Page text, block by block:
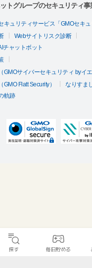
トグループのセキュリティ事
キュリティサービス「GMOセキュ
Webサイトリスク診断
チャットボット
GMOサイバーセキュリティ byイエ
Flatt Security）
なりすま
軌跡
探す 毎日貯める